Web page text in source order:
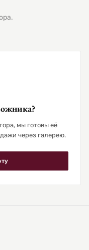
мы готовы её
через галерею.